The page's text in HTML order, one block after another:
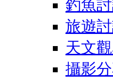
釣魚
旅遊
天文
攝影